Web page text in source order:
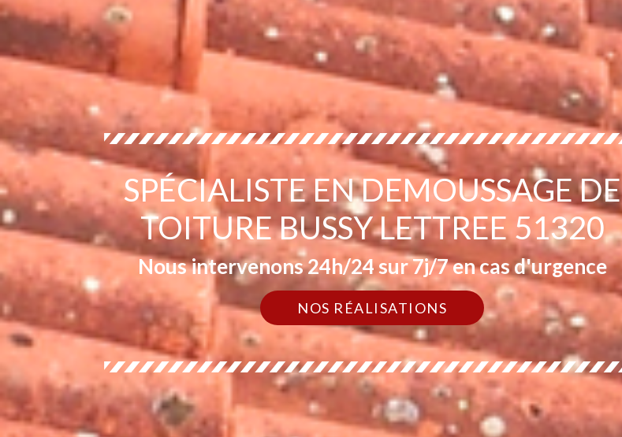
SPÉCIALISTE EN DEMOUSSAGE DE
TOITURE BUSSY LETTREE 51320
Nous intervenons 24h/24 sur 7j/7 en cas d'urgence
NOS RÉALISATIONS